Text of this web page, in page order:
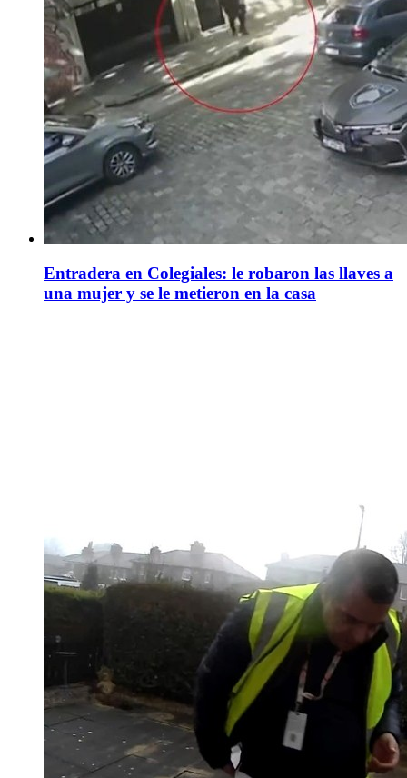
Entradera en Colegiales: le robaron las llaves a
una mujer y se le metieron en la casa